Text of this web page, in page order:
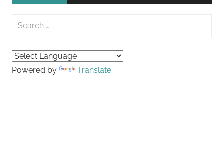
Search
Powered by Translate